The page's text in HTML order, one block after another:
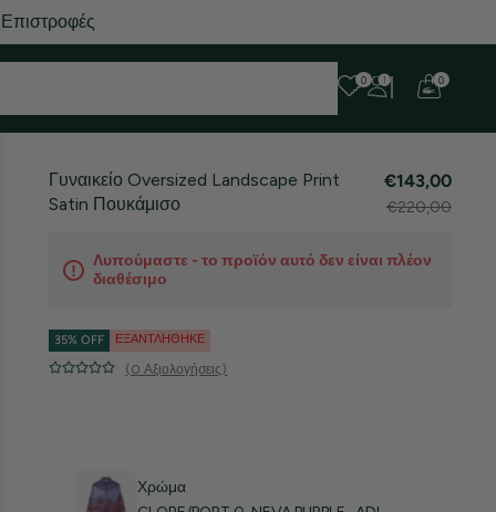
0 0
Γυναικείο Oversized Landscape Print
Satin Πουκάμισο
€143,00
€220,00
Λυπούμαστε - το προϊόν αυτό δεν είναι πλέον
διαθέσιμο
35% OFF ΕΞΑΝΤΛΉΘΗΚΕ
(0 Αξιολογήσεις)
Χρώμα